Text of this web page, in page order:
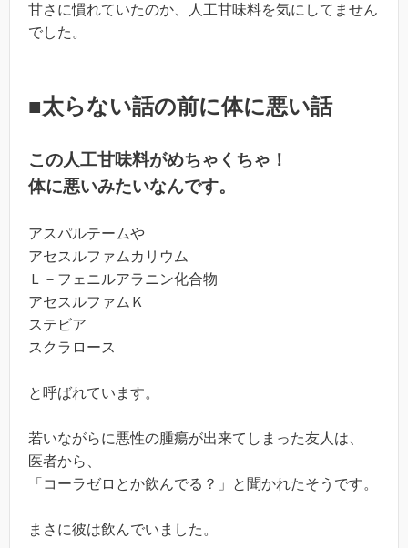
甘さに慣れていたのか、人工甘味料を気にしてません
でした。
■太らない話の前に体に悪い話
この人工甘味料がめちゃくちゃ！
体に悪いみたいなんです。
アスパルテームや
アセスルファムカリウム
Ｌ－フェニルアラニン化合物
アセスルファムＫ
ステビア
スクラロース
と呼ばれています。
若いながらに悪性の腫瘍が出来てしまった友人は、
医者から、
「コーラゼロとか飲んでる？」と聞かれたそうです。
まさに彼は飲んでいました。